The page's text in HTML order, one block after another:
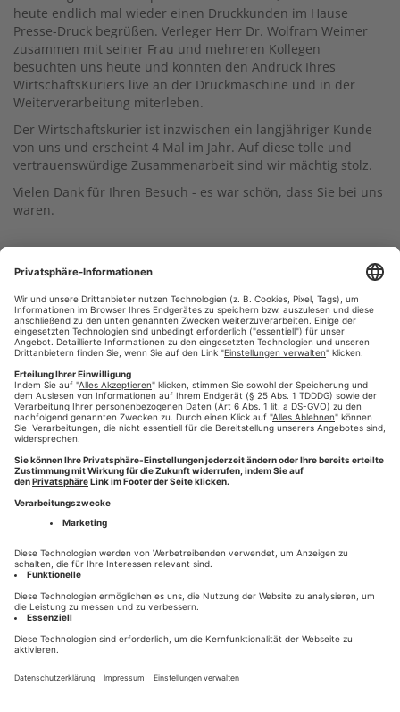
heute endlich mal wieder einen Druckkunden im Hause
Presse-Druck begrüßen. Verleger Herr Dr. Wolfram Weimer
zusammen mit seiner Frau und mehreren Kollegen
besuchten uns heute und konnten den Andruck Ihres
WirtschaftsKuriers live an der Druckmaschine und in der
Weiterverarbeitung miterleben.
Der Wirtschaftskurier ist inzwischen ein langjähriger Kunde
von uns und erscheint 4 Mal im Jahr. Auf diese tolle und
vertrauenswürdige Zusammenarbeit sind wir mächtig stolz.
Vielen Dank für Ihren Besuch - es war schön, dass Sie bei uns
waren.
#Wirtschaftskurier,#Presse-Druck,#WDDZ,#augsburg,
#Zeitung drucken
HINTERLASSEN SIE EINEN KOMMENTAR
HILFE